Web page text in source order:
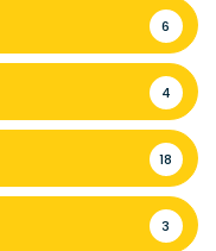
6
4
18
3